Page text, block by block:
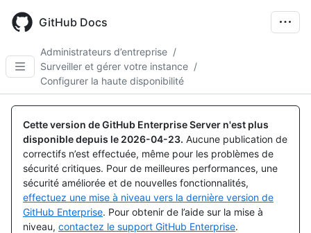
main
GitHub Docs
Administrateurs d’entreprise /
Surveiller et gérer votre instance /
Configurer la haute disponibilité
Cette version de GitHub Enterprise Server n'est plus
disponible depuis le 2026-04-23. Aucune publication de
correctifs n’est effectuée, même pour les problèmes de
sécurité critiques. Pour de meilleures performances, une
sécurité améliorée et de nouvelles fonctionnalités,
effectuez une mise à niveau vers la dernière version de
GitHub Enterprise. Pour obtenir de l’aide sur la mise à
niveau, contactez le support GitHub Enterprise.